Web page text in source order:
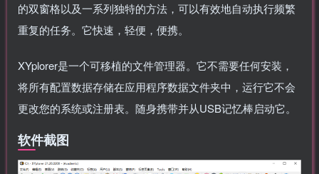
的双窗格以及一系列独特的方法，可以有效地自动执行频繁
重复的任务。它快速，轻便，便携。
XYplorer是一个可移植的文件管理器。它不需要任何安装，
将所有配置数据存储在应用程序数据文件夹中，运行它不会
更改您的系统或注册表。随身携带并从USB记忆棒启动它。
软件截图